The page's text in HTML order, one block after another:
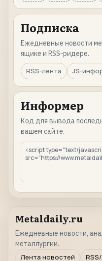
Подписка
Ежедневные новости
ящике и RSS-ридере.
RSS-лента
JS-
Информер
Код для вывода
вашем сайте.
Metaldaily.ru
Ежедневные новости,
металлургии.
Лента новостей